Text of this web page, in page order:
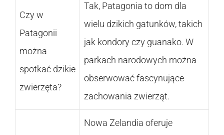
Czy w
Patagonii
można
spotkać dzikie
zwierzęta?
Tak, Patagonia to dom dla
wielu dzikich gatunków, takich
jak kondory czy guanako. W
parkach narodowych można
obserwować fascynujące
zachowania zwierząt.
Nowa Zelandia oferuje